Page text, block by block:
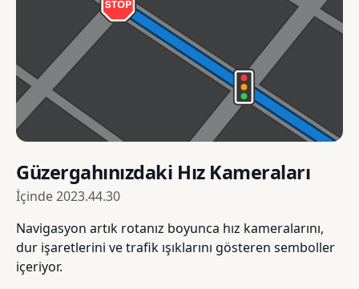
Güzergahınızdaki Hız Kameraları
İçinde2023.44.30
Navigasyon artık rotanız boyunca hız kameralarını,
dur işaretlerini ve trafik ışıklarını gösteren semboller
içeriyor.